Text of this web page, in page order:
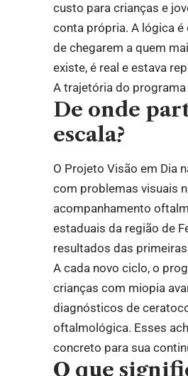
custo para crianças e
conta própria. A lógica
de chegarem a quem
existe, é real e estava
A trajetória do
De onde
escala?
O Projeto Visão em Dia
com problemas visuais
acompanhamento
estaduais da região de
resultados das
A cada novo ciclo, o
crianças com miopia
diagnósticos de
oftalmológica. Esses
concreto para sua
O que